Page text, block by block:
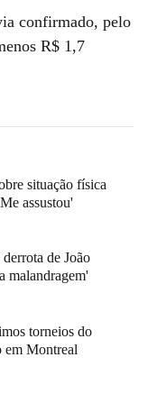
confirmado, pelo
R$ 1,7
situação física
assustou'
de João
malandragem'
torneios do
em Montreal